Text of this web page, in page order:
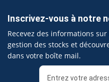
Inscrivez-vous à notre
Recevez des informations
gestion des stocks et
dans votre boîte mail.